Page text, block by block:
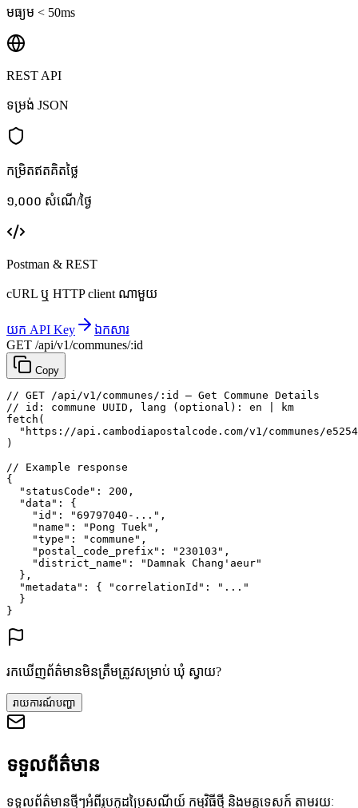
មធ្យម < 50ms
REST API
ទម្រង់ JSON
កម្រិតឥតគិតថ្លៃ
១,០០០ សំណើ/ថ្ងៃ
Postman & REST
cURL ឬ HTTP client ណាមួយ
យក API Key
ឯកសារ
GET /api/v1/communes/:id
Copy
// GET /api/v1/communes/:id — Get Commune Details
// id: commune UUID, lang (optional): en | km
fetch (
"https://api.cambodiapostalcode.com/v1/communes/
)
// Example response
{
"statusCode" : 200 ,
"data" : {
"id" : "69797040-..." ,
"name" : "Pong Tuek" ,
"type" : "commune" ,
"postal_code_prefix" : "230103" ,
"district_name" :
"Damnak Chang'aeur"
},
"metadata" : { "correlationId" :
"..."
}
}
រកឃើញព័ត៌មានមិនត្រឹមត្រូវសម្រាប់ ឃុំ ស្វាយ?
រាយការណ៍បញ្ហា
ទទួលព័ត៌មាន
ទទួលព័ត៌មានថ្មីៗអំពីរូបកូដប្រៃសណីយ៍ កម្មវិធីថ្មី និងមគ្គុទេសក៍ តាមរយៈ